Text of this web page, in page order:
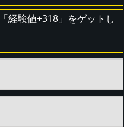
経験値+318」をゲットし